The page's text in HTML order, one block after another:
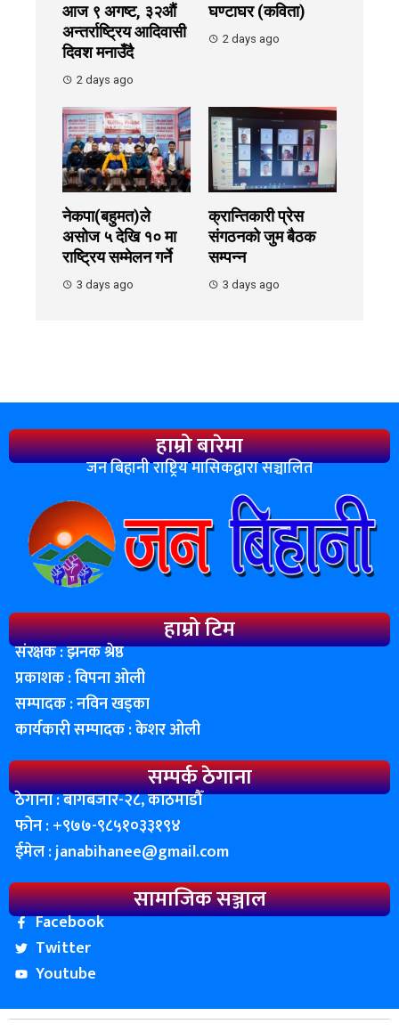
आज ९ अगष्ट, ३२औं
अन्तर्राष्ट्रिय आदिवासी
दिवश मनाउँदै
2 days ago
घण्टाघर (कविता)
2 days ago
नेकपा(बहुमत)ले
असोज ५ देखि १० मा
राष्ट्रिय सम्मेलन गर्ने
3 days ago
क्रान्तिकारी प्रेस
संगठनको जुम बैठक
सम्पन्न
3 days ago
हाम्रो बारेमा
जन बिहानी राष्ट्रिय मासिकद्वारा सञ्चालित
हाम्रो टिम
संरक्षक : झनक श्रेष्ठ
प्रकाशक : विपना ओली
सम्पादक : नविन खड्का
कार्यकारी सम्पादक : केशर ओली
सम्पर्क ठेगाना
ठेगाना : बागबजार-२८, काठमाडाैँ
फोन : ‌+९७७-९८५१०३३१९४
ईमेल :janabihanee@gmail.com
सामाजिक सञ्जाल
Facebook
Twitter
Youtube